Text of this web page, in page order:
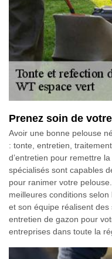
Prenez soin de
Avoir une bonne pelouse
: tonte, entretien,
d’entretien pour remettre
spécialisés sont capables
pour ranimer votre
meilleures conditions selon
et son équipe réalisent
entretien de gazon pour
entreprises dans toute la